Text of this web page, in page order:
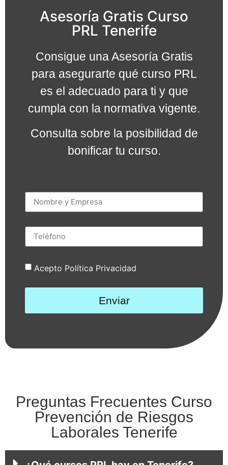
Asesoría Gratis Curso
PRL Tenerife
Consigue una Asesoría Gratis
para asegurarte qué curso PRL
es el adecuado para ti y que
cumpla con la normativa vigente.
Consulta sobre la posibilidad de
bonificar tu curso.
Acepto Política Privacidad
Enviar
Preguntas Frecuentes Curso
Prevención de Riesgos
Laborales Tenerife